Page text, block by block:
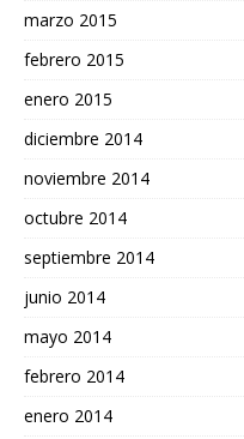
marzo 2015
febrero 2015
enero 2015
diciembre 2014
noviembre 2014
octubre 2014
septiembre 2014
junio 2014
mayo 2014
febrero 2014
enero 2014